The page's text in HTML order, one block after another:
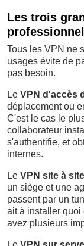
Les trois
professionnel
Tous les VPN ne
usages évite de
pas besoin.
Le VPN d'accès
déplacement ou
C'est le cas le
collaborateur
s'authentifie, et
internes.
Le VPN site à site
un siège et une
passent par un
ait à installer quoi
avez plusieurs